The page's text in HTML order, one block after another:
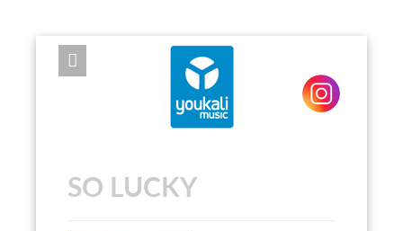
EXPOSE FRAMEWORK FOR JOOMLA 2.5 AND 3.0+
SO LUCKY